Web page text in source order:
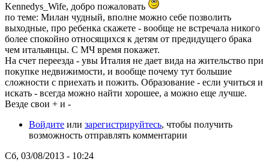
Kennedys_Wife, добро пожаловать
по теме: Милан чудный, вполне можно себе позволить
выходные, про ребенка скажете - вообще не встречала никого
более спокойно относящихся к детям от предидущего брака
чем итальянцы. С МЧ время покажет.
На счет переезда - увы Италия не дает вида на жительство при
покупке недвижимости, и вообще почему тут большие
сложности с приехать и пожить. Образование - если учиться и
искать - всегда можно найти хорошее, а можно еще лучше.
Везде свои + и -
Войдите или зарегистрируйтесь, чтобы получить
возможность отправлять комментарии
Сб, 03/08/2013 - 10:24